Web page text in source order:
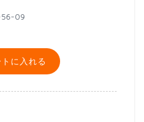
09
に入れる